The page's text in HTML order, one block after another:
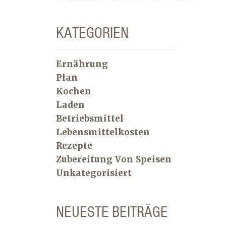
KATEGORIEN
Ernährung
Plan
Kochen
Laden
Betriebsmittel
Lebensmittelkosten
Rezepte
Zubereitung Von Speisen
Unkategorisiert
NEUESTE BEITRÄGE